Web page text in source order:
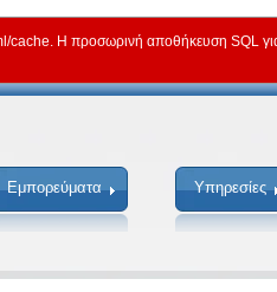
Η προσωρινή αποθήκευση SQL για
Εμπορεύματα Υπηρεσίες